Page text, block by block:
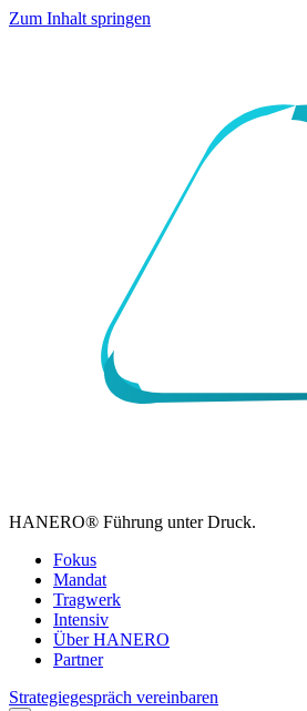
Zum Inhalt springen
HANERO® Führung unter Druck.
Fokus
Mandat
Tragwerk
Intensiv
Über HANERO
Partner
Strategiegespräch vereinbaren